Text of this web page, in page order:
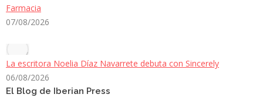
Farmacia
07/08/2026
La escritora Noelia Díaz Navarrete debuta con Sincerely
06/08/2026
El Blog de Iberian Press